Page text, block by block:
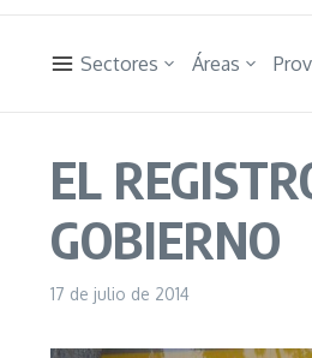
Sectores Áreas
EL
GOBIERNO
17 de julio de 2014